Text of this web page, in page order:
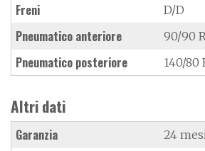
Freni D/D
Pneumatico anteriore 90/90
Pneumatico posteriore 140/80
Altri dati
Garanzia 24 mesi